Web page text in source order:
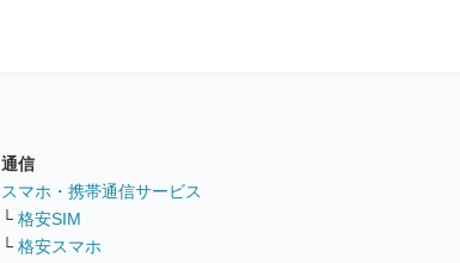
通信
スマホ・携帯通信サービス
└ 格安SIM
└ 格安スマホ